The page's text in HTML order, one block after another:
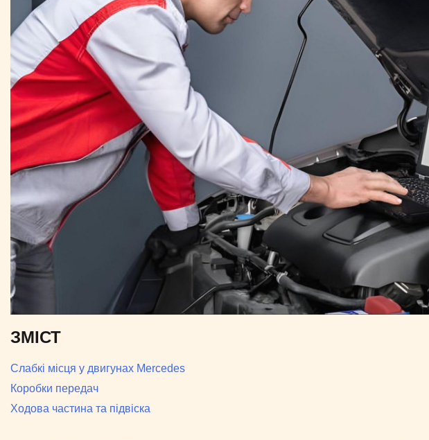
ЗМІСТ
Слабкі місця у двигунах Mercedes
Коробки передач
Ходова частина та підвіска